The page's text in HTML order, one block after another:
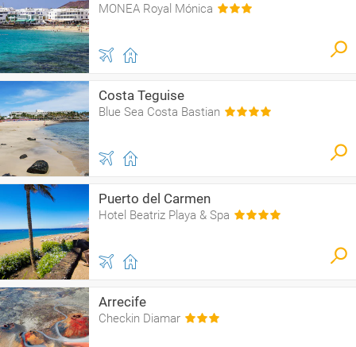
MONEA Royal Mónica
Costa Teguise
Blue Sea Costa Bastian
Puerto del Carmen
Hotel Beatriz Playa & Spa
Arrecife
Checkin Diamar